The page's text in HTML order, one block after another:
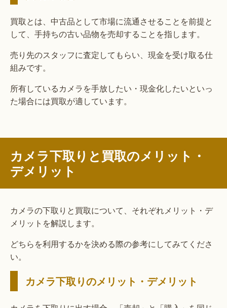
買取とは、中古品として市場に流通させることを前提と
して、手持ちの古い品物を売却することを指します。
売り先のスタッフに査定してもらい、現金を受け取る仕
組みです。
所有しているカメラを手放したい・現金化したいといっ
た場合には買取が適しています。
カメラ下取りと買取のメリット・
デメリット
カメラの下取りと買取について、それぞれメリット・デ
メリットを解説します。
どちらを利用するかを決める際の参考にしてみてくださ
い。
カメラ下取りのメリット・デメリット